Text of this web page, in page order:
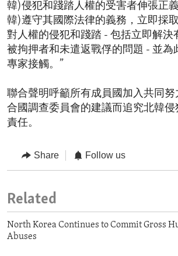
韓)侵犯和踐踏人權的受害者伸張正
韓)遵守其國際法律的義務，立即採
對人權的侵犯和踐踏 - 包括立即解決
被拘押者和未遣返戰俘的問題 - 並為
專家接觸。”
聯合聲明呼籲所有成員國加入共同
合國調查委員會的建議而追究北韓侵
責任。
Share Follow us
Related
North Korea Continues to Commit Gross
Abuses